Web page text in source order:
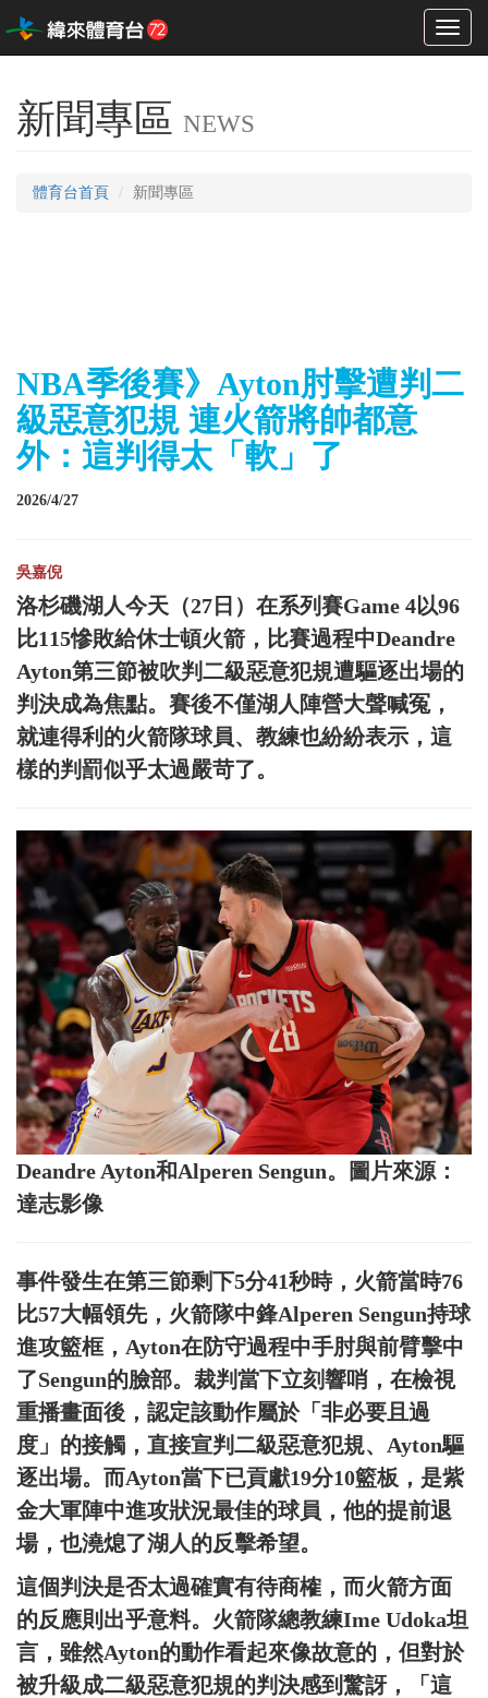
Toggle
新聞專區 NEWS
體育台首頁 新聞專區
NBA季後賽》Ayton肘擊遭判二
級惡意犯規 連火箭將帥都意
外：這判得太「軟」了
2026/4/27
吳嘉倪
洛杉磯湖人今天（27日）在系列賽Game 4以96
比115慘敗給休士頓火箭，比賽過程中Deandre
Ayton第三節被吹判二級惡意犯規遭驅逐出場的
判決成為焦點。賽後不僅湖人陣營大聲喊冤，
就連得利的火箭隊球員、教練也紛紛表示，這
樣的判罰似乎太過嚴苛了。
Deandre Ayton和Alperen Sengun。圖片來源：
達志影像
事件發生在第三節剩下5分41秒時，火箭當時76
比57大幅領先，火箭隊中鋒Alperen Sengun持球
進攻籃框，Ayton在防守過程中手肘與前臂擊中
了Sengun的臉部。裁判當下立刻響哨，在檢視
重播畫面後，認定該動作屬於「非必要且過
度」的接觸，直接宣判二級惡意犯規、Ayton驅
逐出場。而Ayton當下已貢獻19分10籃板，是紫
金大軍陣中進攻狀況最佳的球員，他的提前退
場，也澆熄了湖人的反擊希望。
這個判決是否太過確實有待商榷，而火箭方面
的反應則出乎意料。火箭隊總教練Ime Udoka坦
言，雖然Ayton的動作看起來像故意的，但對於
被升級成二級惡意犯規的判決感到驚訝，「這